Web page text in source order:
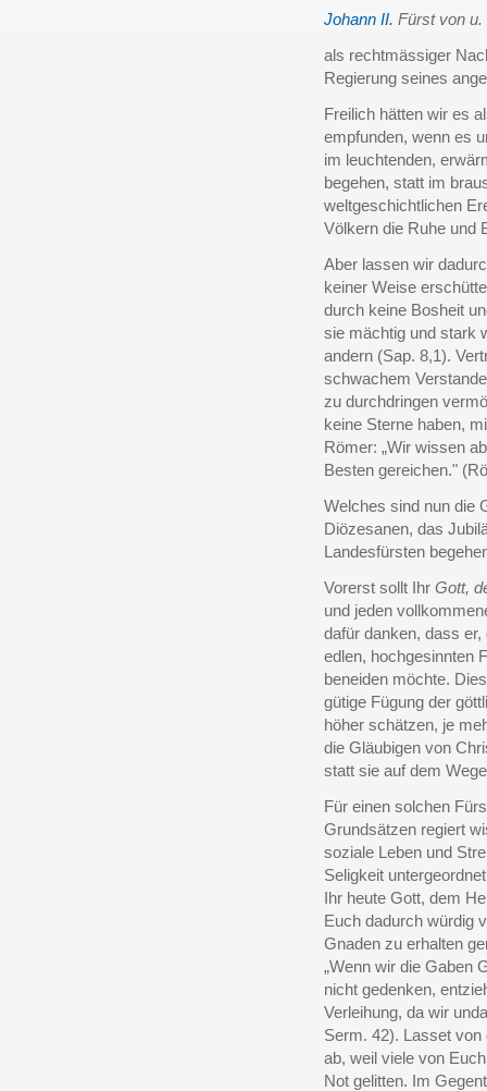
Johann II. Fürst von u.
als rechtmässiger
Regierung seines
Freilich hätten wir es
empfunden, wenn es
im leuchtenden,
begehen, statt im
weltgeschichtlichen
Völkern die Ruhe und
Aber lassen wir
keiner Weise
durch keine Bosheit
sie mächtig und stark
andern (Sap. 8,1).
schwachem
zu durchdringen
keine Sterne haben,
Römer: „Wir wissen
Besten gereichen."
Welches sind nun die
Diözesanen, das
Landesfürsten
Vorerst sollt Ihr Gott,
und jeden
dafür danken, dass
edlen, hochgesinnten
beneiden möchte.
gütige Fügung der
höher schätzen, je
die Gläubigen von
statt sie auf dem
Für einen solchen
Grundsätzen regiert
soziale Leben und
Seligkeit
Ihr heute Gott, dem
Euch dadurch würdig
Gnaden zu erhalten
„Wenn wir die Gaben
nicht gedenken,
Verleihung, da wir
Serm. 42). Lasset
ab, weil viele von
Not gelitten. Im